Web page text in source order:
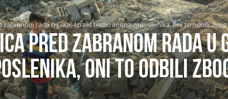
zabranom rada u Gazi: Izrael tražio imena zaposlenika, oni to odbili
pred zabranom rada u
oni to odbili